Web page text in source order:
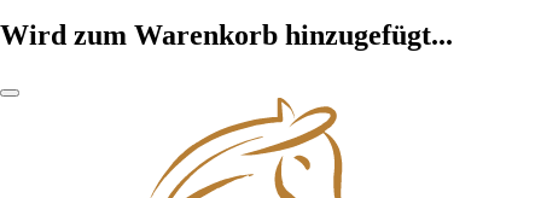
Wird zum Warenkorb hinzugefügt...